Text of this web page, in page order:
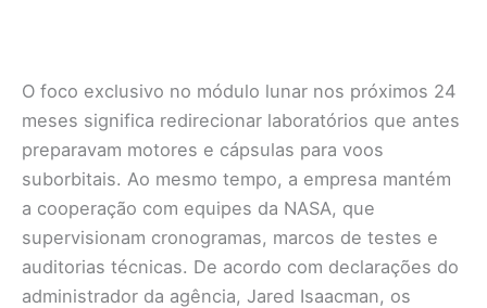
O foco exclusivo no módulo lunar nos próximos 24
meses significa redirecionar laboratórios que antes
preparavam motores e cápsulas para voos
suborbitais. Ao mesmo tempo, a empresa mantém
a cooperação com equipes da NASA, que
supervisionam cronogramas, marcos de testes e
auditorias técnicas. De acordo com declarações do
administrador da agência, Jared Isaacman, os